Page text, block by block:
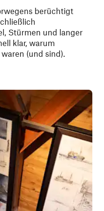
berüchtigt
Stürmen und langer
klar, warum
(und sind).